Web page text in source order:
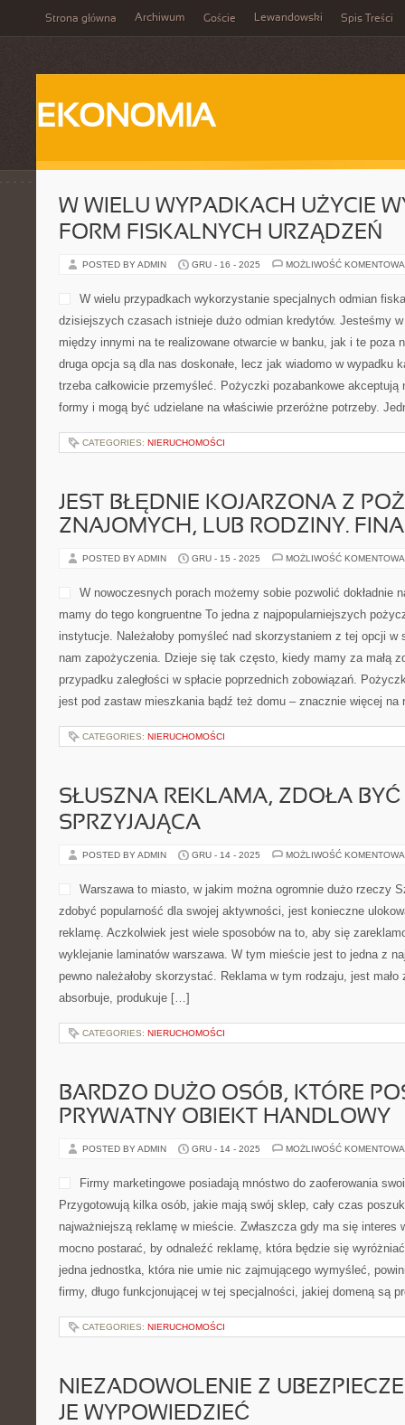
Strona główna Archiwum Goście Lewandowski Spis Treści
EKONOMIA
W WIELU WYPADKACH UŻYCIE
FORM FISKALNYCH URZĄDZEŃ
POSTED BY ADMIN GRU - 16 - 2025 MOŻLIWOŚĆ
W wielu przypadkach wykorzystanie specjalnych odmian
dzisiejszych czasach istnieje dużo odmian kredytów. Jesteśmy
między innymi na te realizowane otwarcie w banku, jak i te poza
druga opcja są dla nas doskonałe, lecz jak wiadomo w wypadku
trzeba całkowicie przemyśleć. Pożyczki pozabankowe akceptują
formy i mogą być udzielane na właściwie przeróżne potrzeby.
CATEGORIES: NIERUCHOMOŚCI
JEST BŁĘDNIE KOJARZONA Z
ZNAJOMYCH, LUB RODZINY.
POSTED BY ADMIN GRU - 15 - 2025 MOŻLIWOŚĆ
W nowoczesnych porach możemy sobie pozwolić dokładnie
mamy do tego kongruentne To jedna z najpopularniejszych
instytucje. Należałoby pomyśleć nad skorzystaniem z tej opcji w
nam zapożyczenia. Dzieje się tak często, kiedy mamy za małą
przypadku zaległości w spłacie poprzednich zobowiązań.
jest pod zastaw mieszkania bądź też domu – znacznie więcej
CATEGORIES: NIERUCHOMOŚCI
SŁUSZNA REKLAMA, ZDOŁA
SPRZYJAJĄCA
POSTED BY ADMIN GRU - 14 - 2025 MOŻLIWOŚĆ
Warszawa to miasto, w jakim można ogromnie dużo rzeczy
zdobyć popularność dla swojej aktywności, jest konieczne
reklamę. Aczkolwiek jest wiele sposobów na to, aby się
wyklejanie laminatów warszawa. W tym mieście jest to jedna z
pewno należałoby skorzystać. Reklama w tym rodzaju, jest mało
absorbuje, produkuje […]
CATEGORIES: NIERUCHOMOŚCI
BARDZO DUŻO OSÓB, KTÓRE
PRYWATNY OBIEKT HANDLOWY
POSTED BY ADMIN GRU - 14 - 2025 MOŻLIWOŚĆ
Firmy marketingowe posiadają mnóstwo do zaoferowania
Przygotowują kilka osób, jakie mają swój sklep, cały czas
najważniejszą reklamę w mieście. Zwłaszcza gdy ma się interes
mocno postarać, by odnaleźć reklamę, która będzie się
jedna jednostka, która nie umie nic zajmującego wymyśleć,
firmy, długo funkcjonującej w tej specjalności, jakiej domeną są
CATEGORIES: NIERUCHOMOŚCI
NIEZADOWOLENIE Z
JE WYPOWIEDZIEĆ